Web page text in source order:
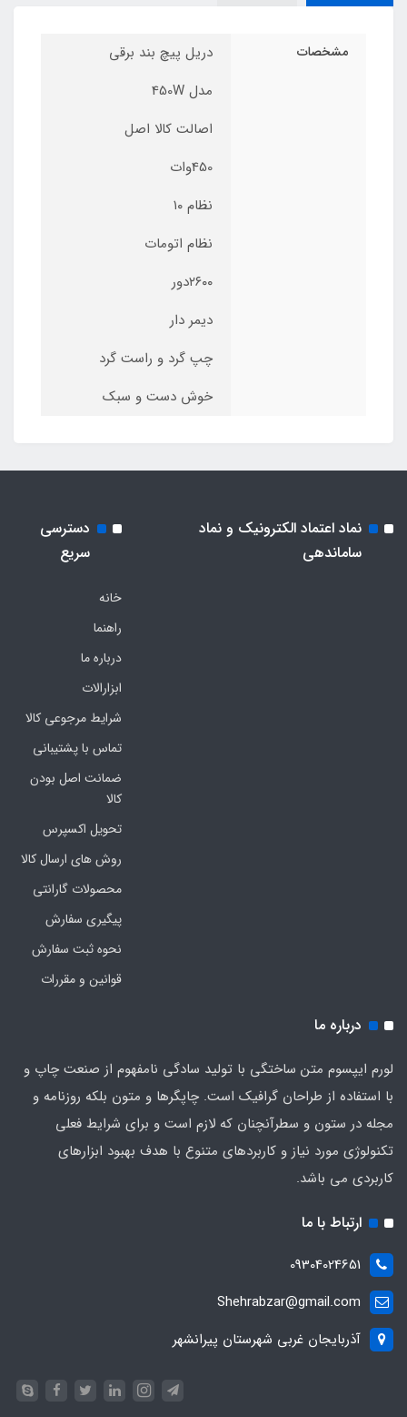
مشخصات
دریل پیچ بند برقی
مدل 450W
اصالت کالا اصل
450وات
نظام ۱۰
نظام اتومات
۲۶۰۰دور
دیمر دار
چپ گرد و راست گرد
خوش دست و سبک
نماد اعتماد الکترونیک و نماد
ساماندهی
دسترسی
سریع
خانه
راهنما
درباره ما
ابزارالات
شرایط مرجوعی کالا
تماس با پشتیبانی
ضمانت اصل بودن
کالا
تحویل اکسپرس
روش های ارسال کالا
محصولات گارانتی
پیگیری سفارش
نحوه ثبت سفارش
قوانین و مقررات
درباره ما
لورم ایپسوم متن ساختگی با تولید سادگی نامفهوم از صنعت چاپ و
با استفاده از طراحان گرافیک است. چاپگرها و متون بلکه روزنامه و
مجله در ستون و سطرآنچنان که لازم است و برای شرایط فعلی
تکنولوژی مورد نیاز و کاربردهای متنوع با هدف بهبود ابزارهای
کاربردی می باشد.
ارتباط با ما
09304024651
Shehrabzar@gmail.com
آذربایجان غربی شهرستان پیرانشهر